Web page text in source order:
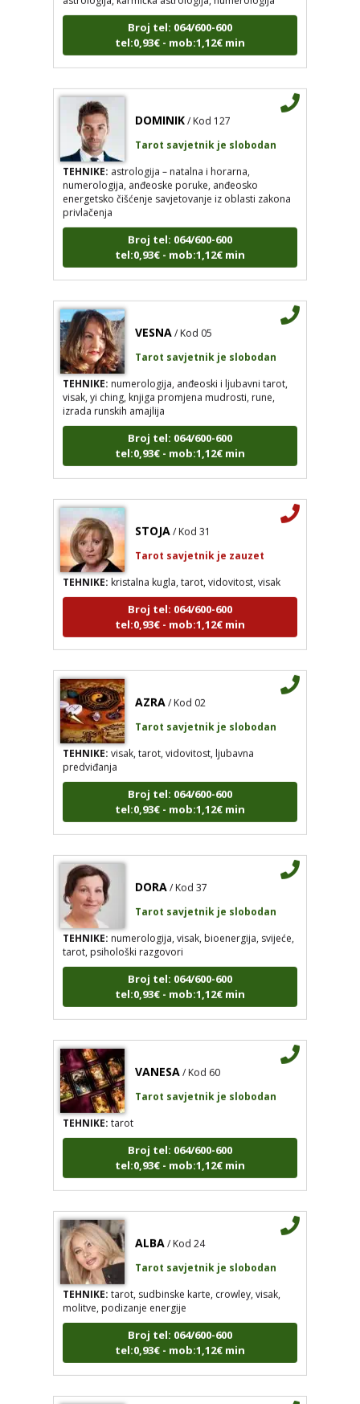
Broj tel: 064/600-600
tel:0,93€ - mob:1,12€ min
Tarot savjetnik je slobodan
TEHNIKE:
astrologija – natalna i horarna,
numerologija, anđeoske poruke, anđeosko
energetsko čišćenje savjetovanje iz oblasti zakona
privlačenja
tel:0,93€ - mob:1,12€ min
Tarot savjetnik je slobodan
TEHNIKE:numerologija, anđeoski i ljubavni tarot,
visak, yi ching, knjiga promjena mudrosti, rune,
izrada runskih amajlija
Broj tel: 064/600-600
tel:0,93€ - mob:1,12€ min
Tarot savjetnik je zauzet
TEHNIKE:kristalna kugla, tarot, vidovitost, visak
Broj tel: 064/600-600
tel:0,93€ - mob:1,12€ min
Tarot savjetnik je slobodan
TEHNIKE:visak, tarot, vidovitost, ljubavna
predviđanja
tel:0,93€ - mob:1,12€ min
Tarot savjetnik je slobodan
TEHNIKE:
numerologija, visak, bioenergija, svijeće,
tarot, psihološki razgovori
Broj tel: 064/600-600
tel:0,93€ - mob:1,12€ min
Tarot savjetnik je slobodan
TEHNIKE:tarot
Broj tel: 064/600-600
tel:0,93€ - mob:1,12€ min
Tarot savjetnik je slobodan
TEHNIKE:tarot, sudbinske karte, crowley, visak,
molitve, podizanje energije
Broj tel: 064/600-600
tel:0,93€ - mob:1,12€ min